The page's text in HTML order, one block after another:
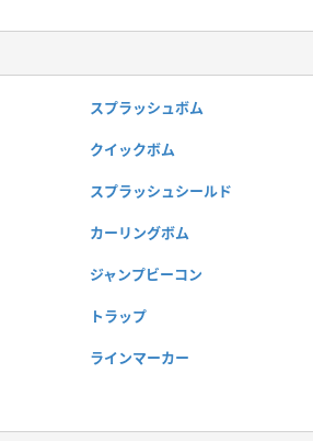
スプラッシュボム
クイックボム
スプラッシュシールド
カーリングボム
ジャンプビーコン
トラップ
ラインマーカー